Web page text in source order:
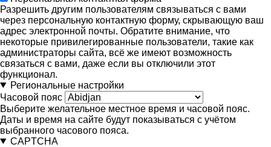
Разрешить другим пользователям связываться с вами
через персональную контактную форму, скрывающую ваш
адрес электронной почты. Обратите внимание, что
некоторые привилегированные пользователи, такие как
администраторы сайта, всё же имеют возможность
связаться с вами, даже если вы отключили этот
функционал.
Региональные настройки
Часовой пояс
Выберите желательное местное время и часовой пояс.
Даты и время на сайте будут показываться с учётом
выбранного часового пояса.
CAPTCHA